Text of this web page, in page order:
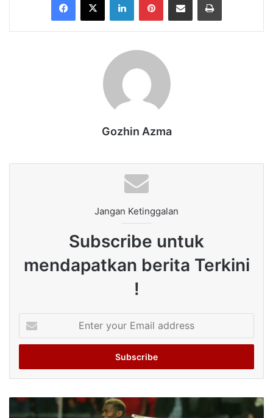
Gozhin Azma
Jangan Ketinggalan
Subscribe untuk
mendapatkan berita Terkini
!
your
Email